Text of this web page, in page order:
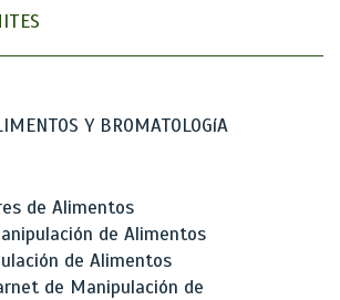
Y BROMATOLOGíA
de Alimentos
de Alimentos
de Alimentos
de Manipulación de